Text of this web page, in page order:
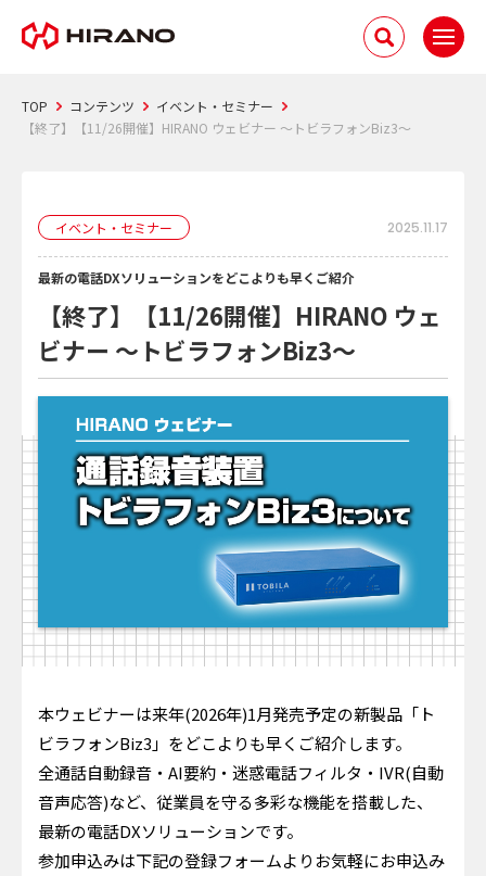
TOP コンテンツ
イベント・セミナー
【終了】【11/26開催】HIRANO ウェビナー ～トビラフォンBiz3～
イベント・セミナー 2025.11.17
最新の電話DXソリューションをどこよりも早くご紹介
【終了】【11/26開催】HIRANO ウェ
ビナー ～トビラフォンBiz3～
本ウェビナーは来年(2026年)1月発売予定の新製品「ト
ビラフォンBiz3」をどこよりも早くご紹介します。
全通話自動録音・AI要約・迷惑電話フィルタ・IVR(自動
音声応答)など、従業員を守る多彩な機能を搭載した、
最新の電話DXソリューションです。
参加申込みは下記の登録フォームよりお気軽にお申込み